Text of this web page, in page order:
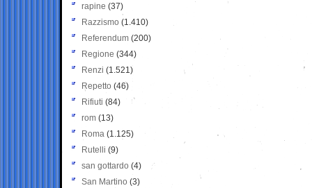
rapine (37)
Razzismo (1.410)
Referendum (200)
Regione (344)
Renzi (1.521)
Repetto (46)
Rifiuti (84)
rom (13)
Roma (1.125)
Rutelli (9)
san gottardo (4)
San Martino (3)